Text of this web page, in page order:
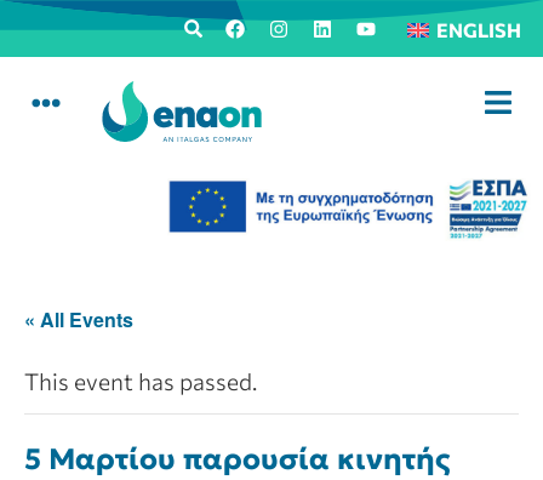
ENGLISH
« All Events
This event has passed.
5 Μαρτίου παρουσία κινητής